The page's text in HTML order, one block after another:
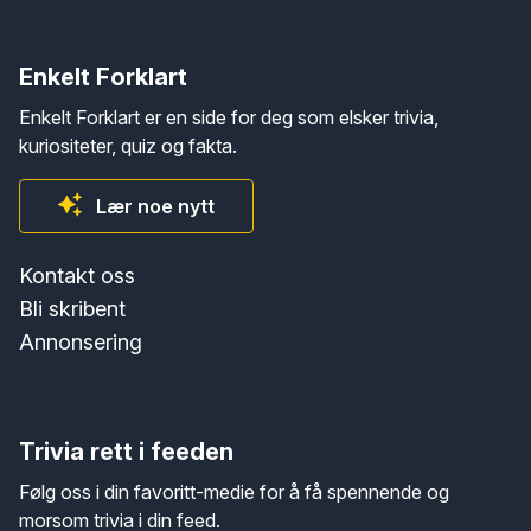
Enkelt Forklart
Enkelt Forklart er en side for deg som elsker trivia,
kuriositeter, quiz og fakta.
Lær noe nytt
Kontakt oss
Bli skribent
Annonsering
Trivia rett i feeden
Følg oss i din favoritt-medie for å få spennende og
morsom trivia i din feed.